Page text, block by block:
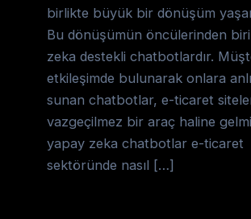
birlikte büyük bir dönüşüm
Bu dönüşümün öncülerinden
zeka destekli chatbotlardır.
etkileşimde bulunarak onlara
sunan chatbotlar, e-ticaret
vazgeçilmez bir araç haline
yapay zeka chatbotlar e-ticaret
sektöründe nasıl […]